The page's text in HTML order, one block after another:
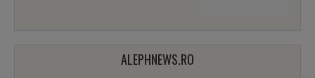
ALEPHNEWS.RO